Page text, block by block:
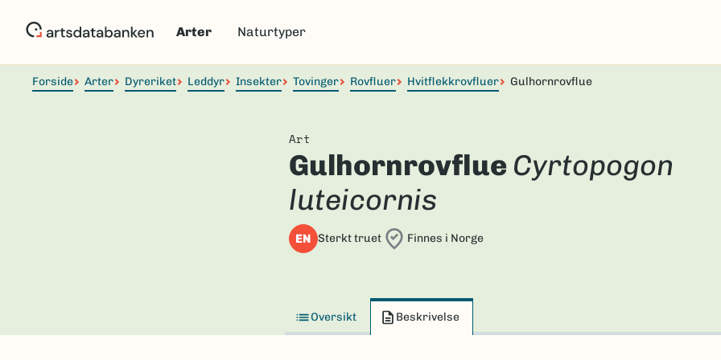
Arter Naturtyper
Forside Arter Dyreriket Leddyr Insekter Tovinger Rovfluer Hvitflekkrovfluer Gulhornrovflue
Art
Gulhornrovflue Cyrtopogon
luteicornis
EN Sterkt truet Finnes i Norge
Oversikt Beskrivelse